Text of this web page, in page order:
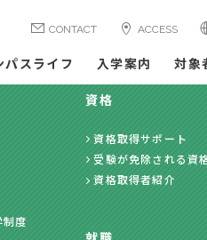
CONTACT ACCESS
パスライフ 入学案内 対象
度
資格
資格取得サポート
受験が免除される資
資格取得者紹介